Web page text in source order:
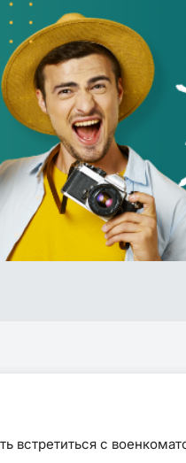
встретиться с